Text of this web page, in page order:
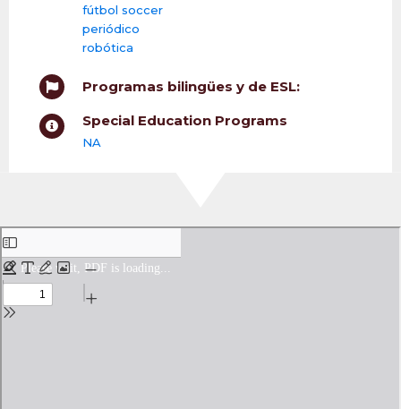
fútbol soccer
periódico
robótica
Programas bilingües y de ESL:
Special Education Programs
NA